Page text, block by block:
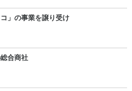
」の事業を譲り受け
総合商社